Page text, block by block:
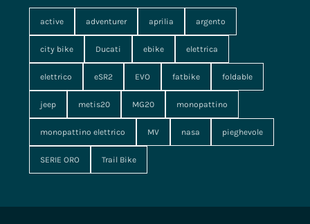
active adventurer aprilia argento
city bike Ducati ebike elettrica
elettrico eSR2 EVO fatbike foldable
jeep metis20 MG20 monopattino
monopattino elettrico MV nasa pieghevole
SERIE ORO Trail Bike